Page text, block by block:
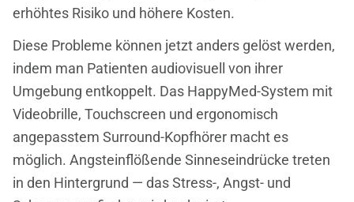
erhöhtes Risiko und höhere Kosten.
Diese Probleme können jetzt anders gelöst werden,
indem man Patienten audiovisuell von ihrer
Umgebung entkoppelt. Das HappyMed-System mit
Videobrille, Touchscreen und ergonomisch
angepasstem Surround-Kopfhörer macht es
möglich. Angsteinflößende Sinneseindrücke treten
in den Hintergrund — das Stress-, Angst- und